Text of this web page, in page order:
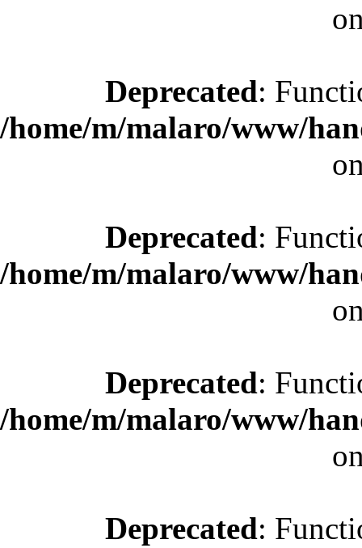
Deprecated:
/home/m/malaro/www/
Deprecated:
/home/m/malaro/www/
Deprecated:
/home/m/malaro/www/
Deprecated: